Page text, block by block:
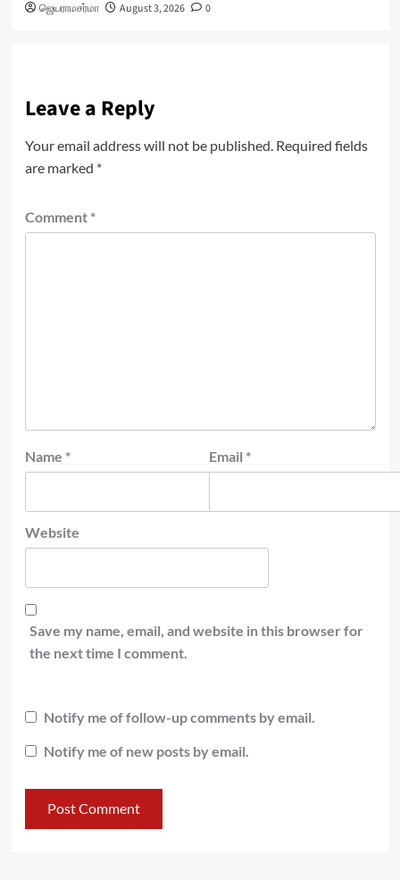
ஜெயராமசர்மா August 3, 2026 0
Leave a Reply
Your email address will not be published. Required fields
are marked *
Comment *
Name * Email *
Website
Save my name, email, and website in this browser for
the next time I comment.
Notify me of follow-up comments by email.
Notify me of new posts by email.